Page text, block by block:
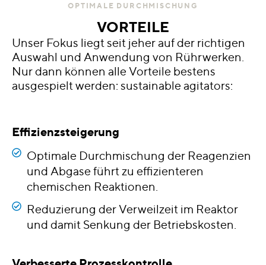
OPTIMALE DURCHMISCHUNG
VORTEILE
Unser Fokus liegt seit jeher auf der richtigen
Auswahl und Anwendung von Rührwerken.
Nur dann können alle Vorteile bestens
ausgespielt werden: sustainable agitators:
Effizienzsteigerung
Optimale Durchmischung der Reagenzien
und Abgase führt zu effizienteren
chemischen Reaktionen.
Reduzierung der Verweilzeit im Reaktor
und damit Senkung der Betriebskosten.